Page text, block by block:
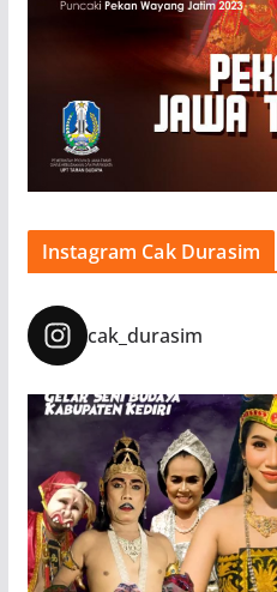
Instagram Cak Durasim
cak_durasim